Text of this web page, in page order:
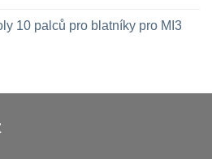
10 palců pro blatníky pro MI3